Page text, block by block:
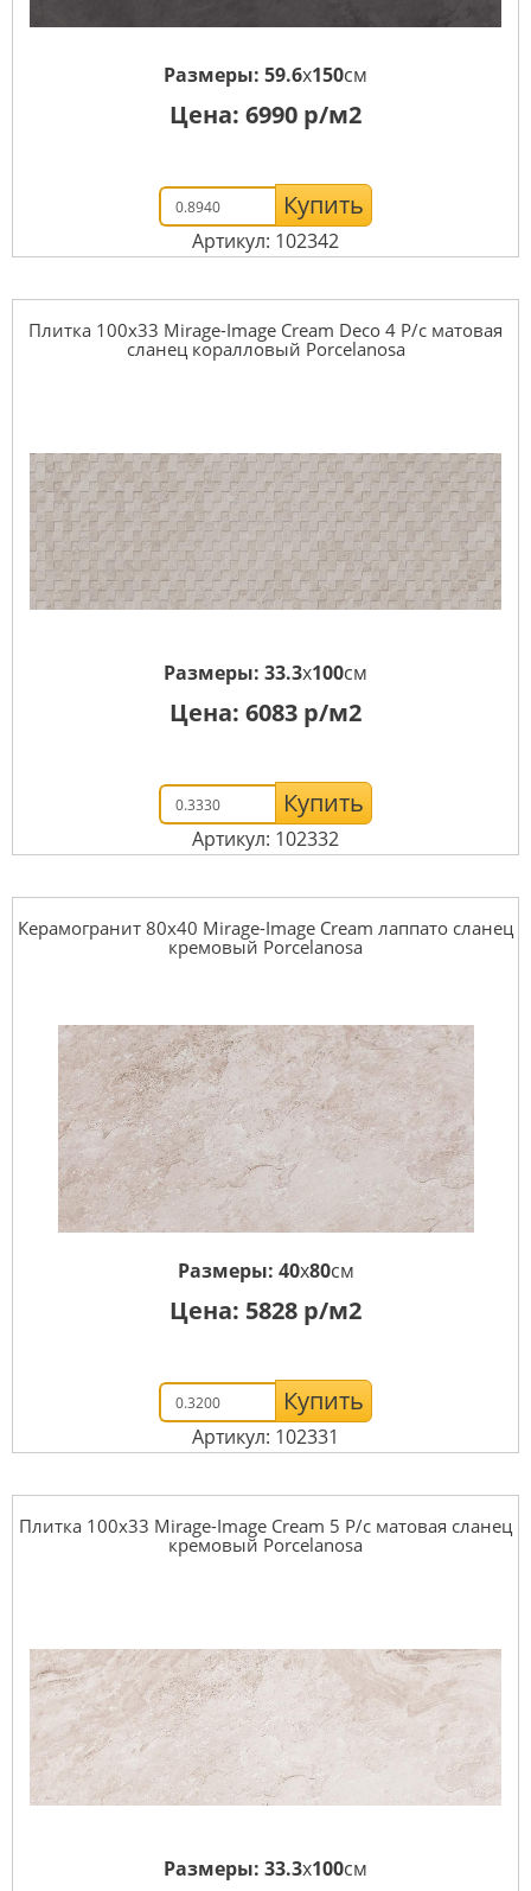
Размеры: 59.6x150см
Цена: 6990 р/м2
Купить
Артикул: 102342
Плитка 100x33 Mirage-Image Cream Deco 4 P/c матовая
сланец коралловый Porcelanosa
Размеры: 33.3x100см
Цена: 6083 р/м2
Купить
Артикул: 102332
Керамогранит 80x40 Mirage-Image Cream лаппато сланец
кремовый Porcelanosa
Размеры: 40x80см
Цена: 5828 р/м2
Купить
Артикул: 102331
Плитка 100x33 Mirage-Image Cream 5 P/c матовая сланец
кремовый Porcelanosa
Размеры: 33.3x100см